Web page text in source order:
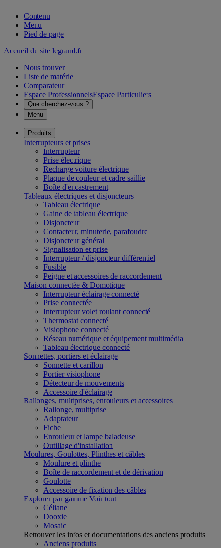
Contenu
Menu
Pied de page
Accueil du site legrand.fr
Nous trouver
Liste de matériel
Comparateur
Espace ProfessionnelsEspace Particuliers
Que cherchez-vous ?
Menu
Produits
Interrupteurs et prises
Interrupteur
Prise électrique
Recharge voiture électrique
Plaque de couleur et cadre saillie
Boîte d'encastrement
Tableaux électriques et disjoncteurs
Tableau électrique
Gaine de tableau électrique
Disjoncteur
Contacteur, minuterie, parafoudre
Disjoncteur général
Signalisation et prise
Interrupteur / disjoncteur différentiel
Fusible
Peigne et accessoires de raccordement
Maison connectée & Domotique
Interrupteur éclairage connecté
Prise connectée
Interrupteur volet roulant connecté
Thermostat connecté
Visiophone connecté
Réseau numérique et équipement multimédia
Tableau électrique connecté
Sonnettes, portiers et éclairage
Sonnette et carillon
Portier visiophone
Détecteur de mouvements
Accessoire d'éclairage
Rallonges, multiprises, enrouleurs et accessoires
Rallonge, multiprise
Adaptateur
Fiche
Enrouleur et lampe baladeuse
Outillage d'installation
Moulures, Goulottes, Plinthes et câbles
Moulure et plinthe
Boîte de raccordement et de dérivation
Goulotte
Accessoire de fixation des câbles
Explorer par gamme Voir tout
Céliane
Dooxie
Mosaic
Retrouver les infos et documentations des anciens produits
Anciens produits